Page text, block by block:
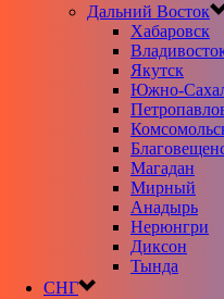
Дальний Восток
Хабаровск
Якутск
Южно-
Магадан
Мирный
Анадырь
Нерюнгри
Диксон
Тында
СНГ